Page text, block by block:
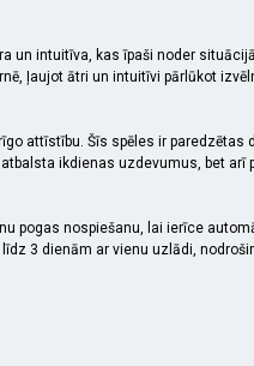
intuitīva, kas īpaši noder
ļaujot ātri un intuitīvi pārlūkot
attīstību. Šīs spēles ir
ikdienas uzdevumus, bet
pogas nospiešanu, lai ierīce
3 dienām ar vienu uzlādi,